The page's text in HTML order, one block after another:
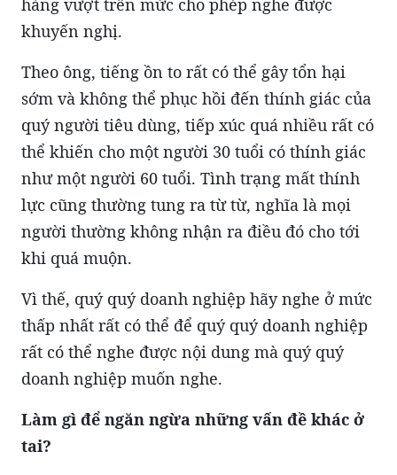
hàng vượt trên mức cho phép nghe được
khuyến nghị.
Theo ông, tiếng ồn to rất có thể gây tổn hại
sớm và không thể phục hồi đến thính giác của
quý người tiêu dùng, tiếp xúc quá nhiều rất có
thể khiến cho một người 30 tuổi có thính giác
như một người 60 tuổi. Tình trạng mất thính
lực cũng thường tung ra từ từ, nghĩa là mọi
người thường không nhận ra điều đó cho tới
khi quá muộn.
Vì thế, quý quý doanh nghiệp hãy nghe ở mức
thấp nhất rất có thể để quý quý doanh nghiệp
rất có thể nghe được nội dung mà quý quý
doanh nghiệp muốn nghe.
Làm gì để ngăn ngừa những vấn đề khác ở
tai?